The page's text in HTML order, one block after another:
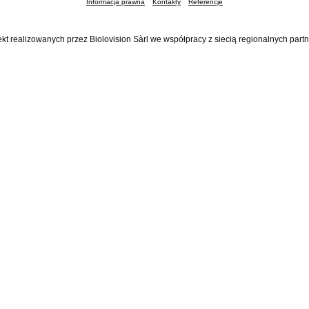
Informacja prawna Kontakty Referencje
realizowanych przez Biolovision Sàrl we współpracy z siecią regionalnych